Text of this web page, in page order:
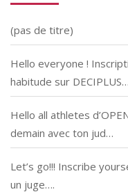
(pas de titre)
Hello everyone !
habitude sur
Hello all athletes
demain avec ton jud…
Let’s go!!! Inscribe
un juge….